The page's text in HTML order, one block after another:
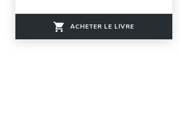
ACHETER LE LIVRE